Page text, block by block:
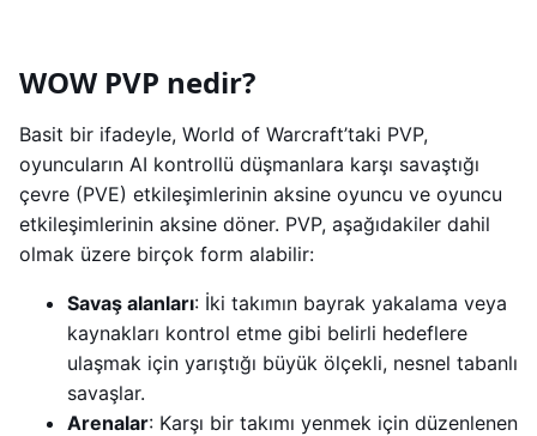
WOW PVP nedir?
Basit bir ifadeyle, World of Warcraft’taki PVP,
oyuncuların AI kontrollü düşmanlara karşı savaştığı
çevre (PVE) etkileşimlerinin aksine oyuncu ve oyuncu
etkileşimlerinin aksine döner. PVP, aşağıdakiler dahil
olmak üzere birçok form alabilir:
Savaş alanları: İki takımın bayrak yakalama veya
kaynakları kontrol etme gibi belirli hedeflere
ulaşmak için yarıştığı büyük ölçekli, nesnel tabanlı
savaşlar.
Arenalar: Karşı bir takımı yenmek için düzenlenen